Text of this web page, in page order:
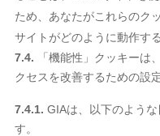
ため、あなたがこれらのク
サイトがどのように動作す
7.4. 「機能性」クッキーは
クセスを改善するための設
7.4.1. GIAは、以下のよう
す。